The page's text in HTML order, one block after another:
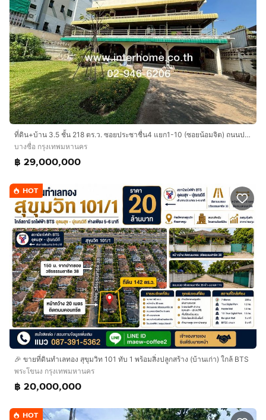
บริษัท อินเตอร์โฮม เรียลตี้ เอสเตท จำกัด
Interhome Realty Estate
www.interhome.co.th
โทร.กดเพื่อดูเบอร์โทร xxxxxx206
https://www.interhome.co.th/propertydetail.php?
propcode=65927
ที่ดิน+บ้าน 3.5 ชั้น 218 ตร.ว. ซอยประชาชื่น4 แยก1-10 (ซอยน้อมจิต) ถนนประชาชื่น ถนนริมคลองประปา เขตบางซื่อ กรุงเทพมหานคร
บางซื่อ กรุงเทพมหานคร
฿ 29,000,000
HOT
🎉 ขายที่ดินทำเลทอง สุขุมวิท 101 ทับ 1 พร้อมสิ่งปลูกสร้าง (บ้านเก่า) ใกล้ BTS
พระโขนง กรุงเทพมหานคร
฿ 20,000,000
HOT